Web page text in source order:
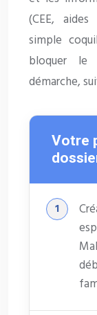
(CEE,
simple
bloquer le
démarche,
Votre